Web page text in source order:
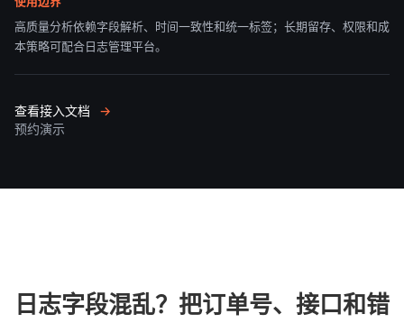
高质量分析依赖字段解析、时间一致性和统一标签；长期留存、权限和成
本策略可配合日志管理平台。
查看接入文档
→
预约演示
日志字段混乱？把订单号、接口和错